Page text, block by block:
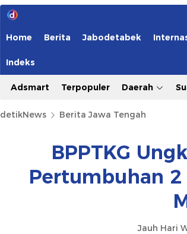
Home Berita Jabodetabek
Indeks
Adsmart Terpopuler Daerah
detikNews Berita Jawa Tengah
BPPTKG
Pertumbuhan 2
Jauh Hari